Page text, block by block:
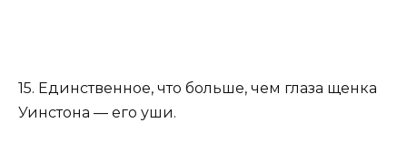
15. Единственное, что больше, чем глаза щенка
Уинстона — его уши.